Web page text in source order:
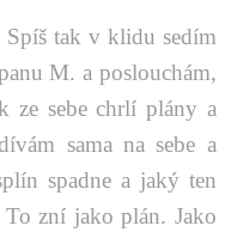
Spíš tak v klidu sedím
M. a poslouchám,
ze sebe chrlí plány a
sama na sebe a
spadne a jaký ten
To zní jako plán. Jako